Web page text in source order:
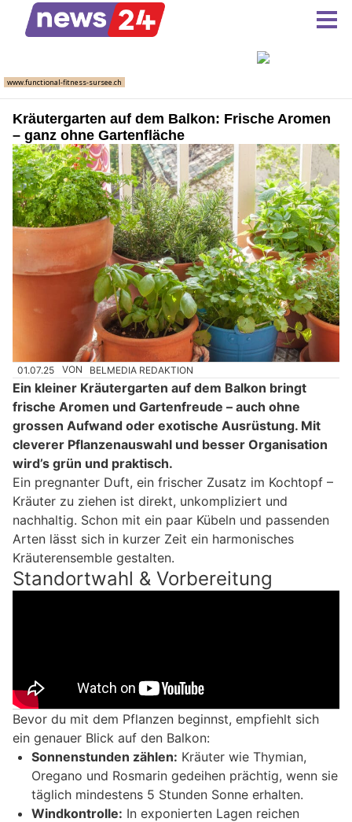
Kräutergarten auf dem Balkon: Frische Aromen
– ganz ohne Gartenfläche
01.07.25 VON BELMEDIA REDAKTION
Ein kleiner Kräutergarten auf dem Balkon bringt
frische Aromen und Gartenfreude – auch ohne
grossen Aufwand oder exotische Ausrüstung. Mit
cleverer Pflanzenauswahl und besser Organisation
wird’s grün und praktisch.
Ein pregnanter Duft, ein frischer Zusatz im Kochtopf –
Kräuter zu ziehen ist direkt, unkompliziert und
nachhaltig. Schon mit ein paar Kübeln und passenden
Arten lässt sich in kurzer Zeit ein harmonisches
Kräuterensemble gestalten.
Standortwahl & Vorbereitung
Bevor du mit dem Pflanzen beginnst, empfiehlt sich
ein genauer Blick auf den Balkon:
Sonnenstunden zählen: Kräuter wie Thymian,
Oregano und Rosmarin gedeihen prächtig, wenn sie
täglich mindestens 5 Stunden Sonne erhalten.
Windkontrolle: In exponierten Lagen reichen